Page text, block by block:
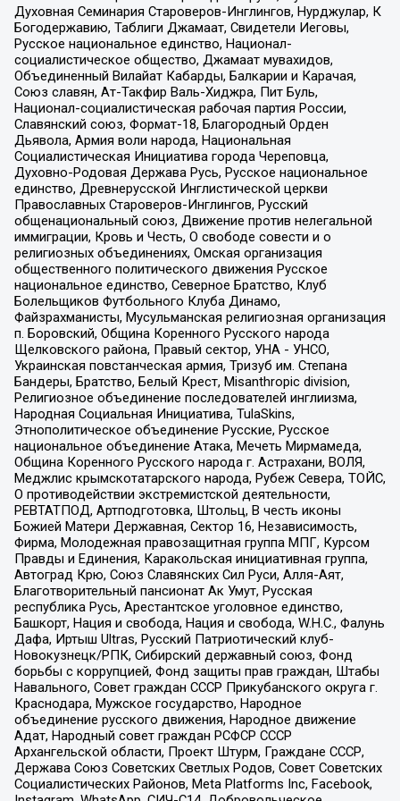
Духовная Семинария Староверов-Инглингов, Нурджулар, К
Богодержавию, Таблиги Джамаат, Свидетели Иеговы,
Русское национальное единство, Национал-
социалистическое общество, Джамаат мувахидов,
Объединенный Вилайат Кабарды, Балкарии и Карачая,
Союз славян, Ат-Такфир Валь-Хиджра, Пит Буль,
Национал-социалистическая рабочая партия России,
Славянский союз, Формат-18, Благородный Орден
Дьявола, Армия воли народа, Национальная
Социалистическая Инициатива города Череповца,
Духовно-Родовая Держава Русь, Русское национальное
единство, Древнерусской Инглистической церкви
Православных Староверов-Инглингов, Русский
общенациональный союз, Движение против нелегальной
иммиграции, Кровь и Честь, О свободе совести и о
религиозных объединениях, Омская организация
общественного политического движения Русское
национальное единство, Северное Братство, Клуб
Болельщиков Футбольного Клуба Динамо,
Файзрахманисты, Мусульманская религиозная организация
п. Боровский, Община Коренного Русского народа
Щелковского района, Правый сектор, УНА - УНСО,
Украинская повстанческая армия, Тризуб им. Степана
Бандеры, Братство, Белый Крест, Misanthropic division,
Религиозное объединение последователей инглиизма,
Народная Социальная Инициатива, TulaSkins,
Этнополитическое объединение Русские, Русское
национальное объединение Атака, Мечеть Мирмамеда,
Община Коренного Русского народа г. Астрахани, ВОЛЯ,
Меджлис крымскотатарского народа, Рубеж Севера, ТОЙС,
О противодействии экстремистской деятельности,
РЕВТАТПОД, Артподготовка, Штольц, В честь иконы
Божией Матери Державная, Сектор 16, Независимость,
Фирма, Молодежная правозащитная группа МПГ, Курсом
Правды и Единения, Каракольская инициативная группа,
Автоград Крю, Союз Славянских Сил Руси, Алля-Аят,
Благотворительный пансионат Ак Умут, Русская
республика Русь, Арестантское уголовное единство,
Башкорт, Нация и свобода, Нация и свобода, W.H.С., Фалунь
Дафа, Иртыш Ultras, Русский Патриотический клуб-
Новокузнецк/РПК, Сибирский державный союз, Фонд
борьбы с коррупцией, Фонд защиты прав граждан, Штабы
Навального, Совет граждан СССР Прикубанского округа г.
Краснодара, Мужское государство, Народное
объединение русского движения, Народное движение
Адат, Народный совет граждан РСФСР СССР
Архангельской области, Проект Штурм, Граждане СССР,
Держава Союз Советских Светлых Родов, Совет Советских
Социалистических Районов, Meta Platforms Inc, Facebook,